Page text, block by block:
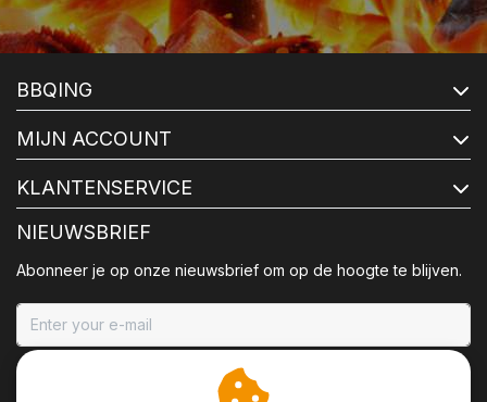
BBQING
MIJN ACCOUNT
KLANTENSERVICE
NIEUWSBRIEF
Abonneer je op onze nieuwsbrief om op de hoogte te blijven.